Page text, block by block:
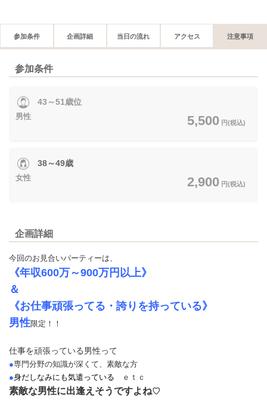
参加条件 企画詳細 当日の流れ アクセス 注意事項
参加条件
男性
43～51歳位
5,500 円(税込)
女性
38～49歳
2,900 円(税込)
企画詳細
今回のお見合いパーティーは、
《年収600万～900万円以上》
＆
《お仕事頑張ってる・誇りを持っている》
男性限定！！
仕事を頑張っている男性って
●専門分野の知識が深くて、素敵な方
●身だしなみにも気遣っている ｅｔｃ
素敵な男性に出逢えそうですよね♡